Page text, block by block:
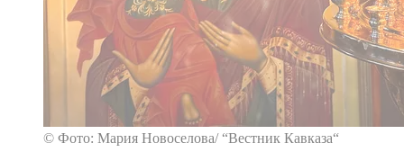
© Фото: Мария Новоселова/ “Вестник Кавказа“